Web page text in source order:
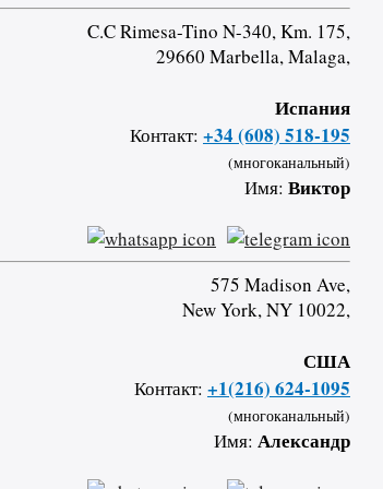
C.C Rimesa-Tino N-340, Km. 175,
29660 Marbella, Malaga,
Испания
Контакт: +34 (608) 518-195
(многоканальный)
Имя: Виктор
575 Madison Ave,
New York, NY 10022,
США
Контакт: +1(216) 624-1095
(многоканальный)
Имя: Александр